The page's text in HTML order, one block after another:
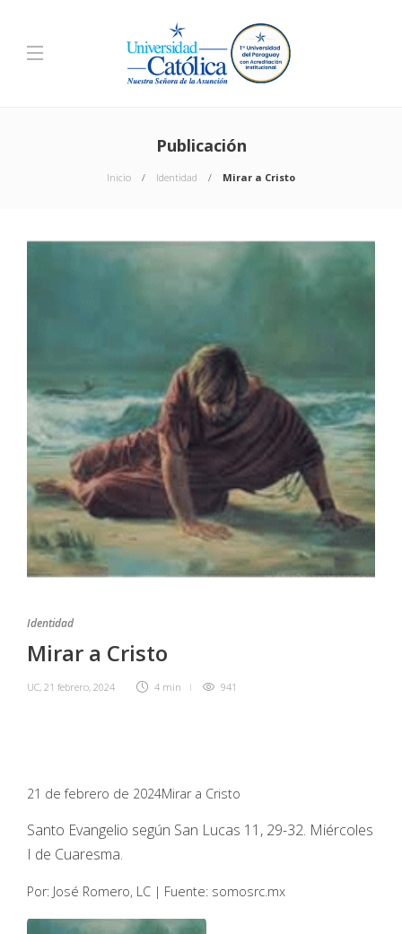
Publicación
Inicio Identidad Mirar a Cristo
Identidad
Mirar a Cristo
UC, 21 febrero, 2024 4 min 941
21 de febrero de 2024Mirar a Cristo
Santo Evangelio según San Lucas 11, 29-32. Miércoles
I de Cuaresma.
Por: José Romero, LC | Fuente: somosrc.mx